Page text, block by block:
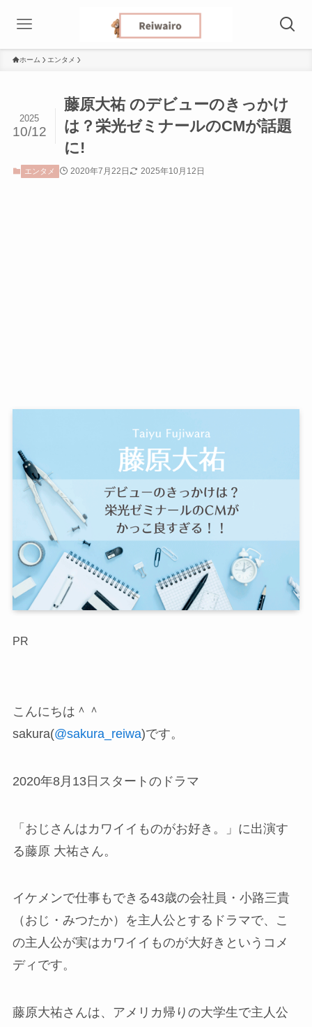
ホーム エンタメ
藤原大祐 のデビューのきっかけ
は？栄光ゼミナールのCMが話題
に!
2025
10/12
エンタメ 2020年7月22日 2025年10月12日
PR
こんにちは＾＾
sakura(@sakura_reiwa)です。
2020年8月13日スタートのドラマ
「おじさんはカワイイものがお好き。」に出演す
る藤原 大祐さん。
イケメンで仕事もできる43歳の会社員・小路三貴
（おじ・みつたか）を主人公とするドラマで、こ
の主人公が実はカワイイものが大好きというコメ
ディです。
藤原大祐さんは、アメリカ帰りの大学生で主人公